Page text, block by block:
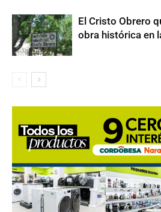
El Cristo Obrero
obra histórica en